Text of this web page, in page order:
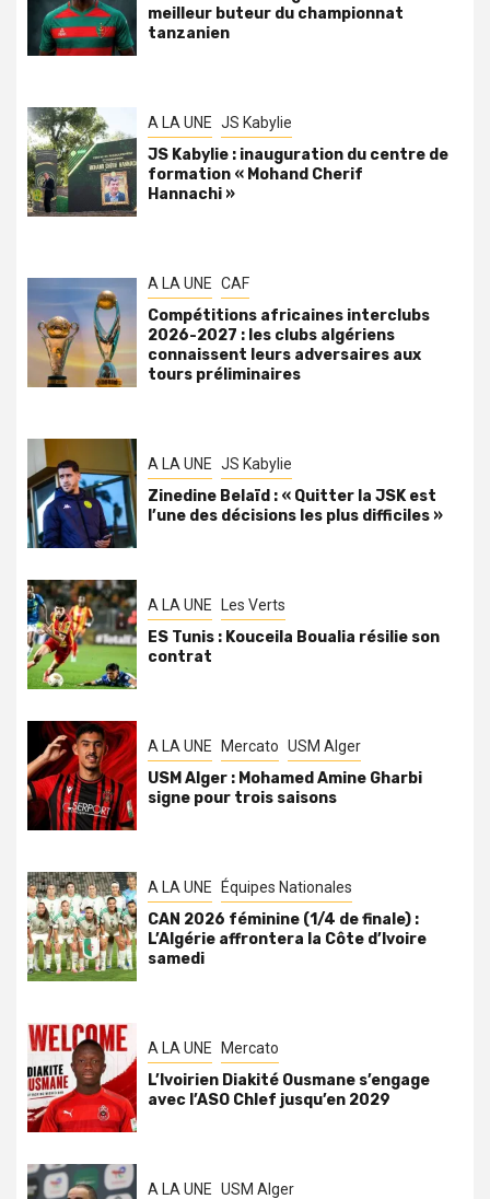
meilleur buteur du championnat
tanzanien
A LA UNE JS Kabylie
JS Kabylie : inauguration du centre de
formation « Mohand Cherif
Hannachi »
A LA UNE CAF
Compétitions africaines interclubs
2026-2027 : les clubs algériens
connaissent leurs adversaires aux
tours préliminaires
A LA UNE JS Kabylie
Zinedine Belaïd : « Quitter la JSK est
l’une des décisions les plus difficiles »
A LA UNE Les Verts
ES Tunis : Kouceila Boualia résilie son
contrat
A LA UNE Mercato USM Alger
USM Alger : Mohamed Amine Gharbi
signe pour trois saisons
A LA UNE Équipes Nationales
CAN 2026 féminine (1/4 de finale) :
L’Algérie affrontera la Côte d’Ivoire
samedi
A LA UNE Mercato
L’Ivoirien Diakité Ousmane s’engage
avec l’ASO Chlef jusqu’en 2029
A LA UNE USM Alger